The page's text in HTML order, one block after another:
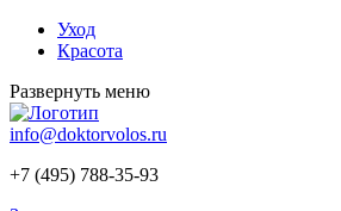
Уход
Красота
Развернуть меню
info@doktorvolos.ru
+7 (495) 788-35-93